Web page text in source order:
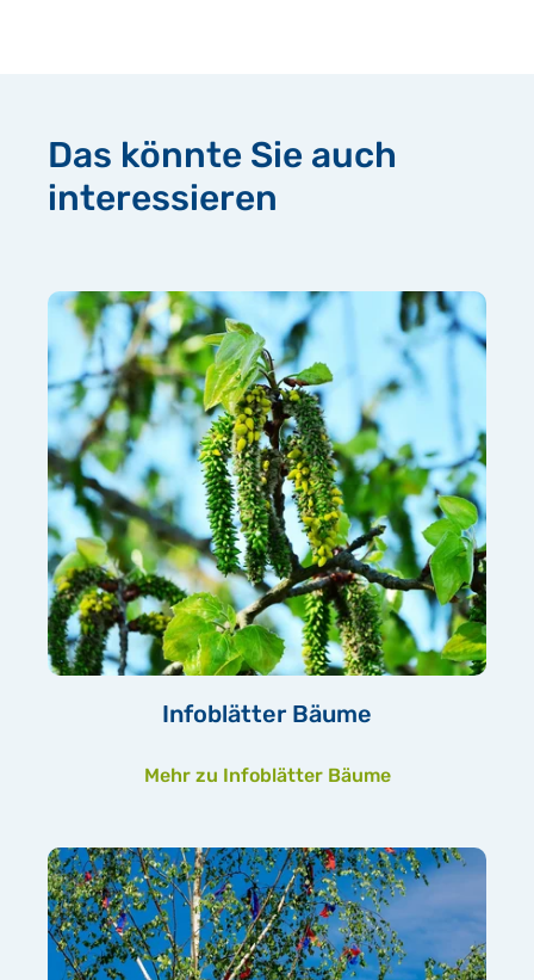
Das könnte Sie auch
interessieren
Infoblätter Bäume
Mehr zu Infoblätter Bäume